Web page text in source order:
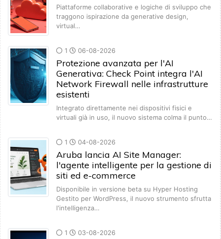
Piattaforme collaborative e logiche di sviluppo che
traggono ispirazione da generative design,
virtual…
1 06-08-2026
Protezione avanzata per l'AI
Generativa: Check Point integra l'AI
Network Firewall nelle infrastrutture
esistenti
Integrato direttamente nei dispositivi fisici e
virtuali già in uso, il nuovo sistema colma il punto…
1 04-08-2026
Aruba lancia AI Site Manager:
l'agente intelligente per la gestione di
siti ed e-commerce
Disponibile in versione beta su Hyper Hosting
Gestito per WordPress, il nuovo strumento sfrutta
l'intelligenza…
1 03-08-2026